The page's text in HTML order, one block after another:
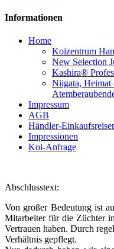
Informationen
Home
Koizentrum
New Selection
Kashira®
Niigata,
Impressum
AGB
Händler-
Impressionen
Koi-Anfrage
Abschlusstext:
Von großer Bedeutung ist
Mitarbeiter für die Züchter
Vertrauen haben. Durch
Verhältnis gepflegt.